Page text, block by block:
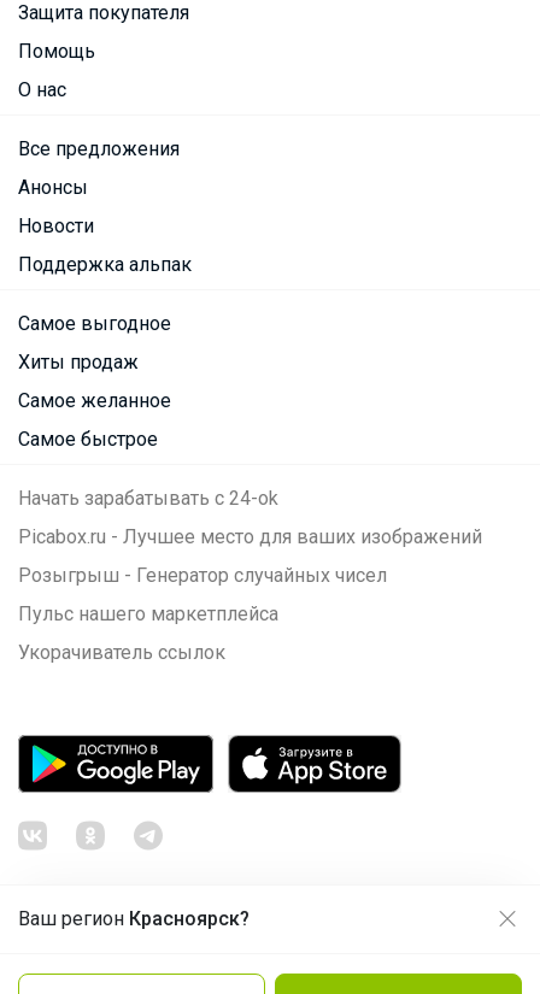
Ваш регион Красноярск?
Защита покупателя
Помощь
О нас
Все предложения
Анонсы
Новости
Поддержка альпак
Самое выгодное
Хиты продаж
Самое желанное
Самое быстрое
Начать зарабатывать с 24-ok
Picabox.ru - Лучшее место для ваших изображений
Розыгрыш - Генератор случайных чисел
Пульс нашего маркетплейса
Укорачиватель ссылок
Политика конфиденциальности
Продолжая использовать этот сайт и нажимая кнопку